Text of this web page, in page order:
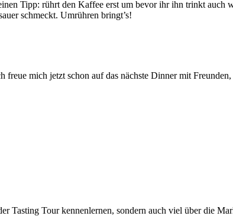
Tipp: rührt den Kaffee erst um bevor ihr ihn trinkt
schmeckt. Umrühren bringt’s!
mich jetzt schon auf das nächste Dinner mit
Tasting Tour kennenlernen, sondern auch viel über die